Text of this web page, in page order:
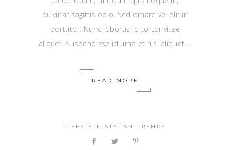
pulvinar sagittis odio. Sed ornare vel elit in
porttitor. Nunc lobortis id tortor vitae
aliquet. Suspendisse id urna et nisi aliquet
READ MORE
LIFESTYLE , STYLISH ,TRENDY